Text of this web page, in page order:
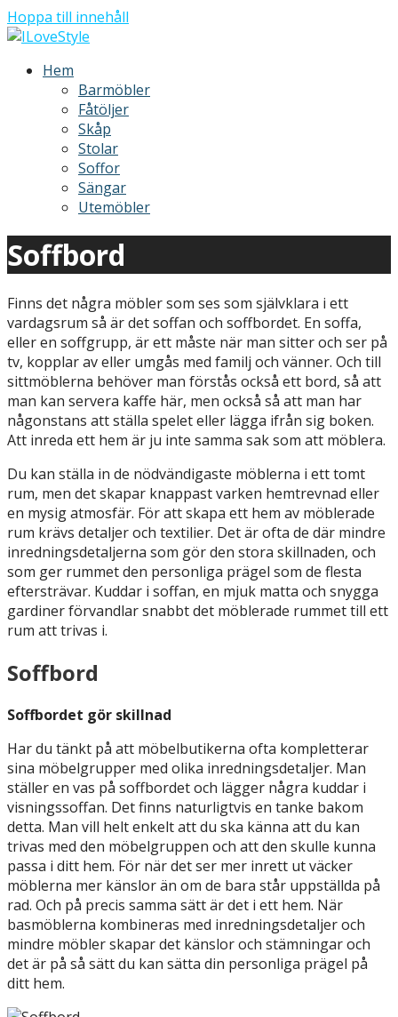
Hoppa till innehåll
Hem
Barmöbler
Fåtöljer
Skåp
Stolar
Soffor
Sängar
Utemöbler
Soffbord
Finns det några möbler som ses som självklara i ett
vardagsrum så är det soffan och soffbordet. En soffa,
eller en soffgrupp, är ett måste när man sitter och ser på
tv, kopplar av eller umgås med familj och vänner. Och till
sittmöblerna behöver man förstås också ett bord, så att
man kan servera kaffe här, men också så att man har
någonstans att ställa spelet eller lägga ifrån sig boken.
Att inreda ett hem är ju inte samma sak som att möblera.
Du kan ställa in de nödvändigaste möblerna i ett tomt
rum, men det skapar knappast varken hemtrevnad eller
en mysig atmosfär. För att skapa ett hem av möblerade
rum krävs detaljer och textilier. Det är ofta de där mindre
inredningsdetaljerna som gör den stora skillnaden, och
som ger rummet den personliga prägel som de flesta
eftersträvar. Kuddar i soffan, en mjuk matta och snygga
gardiner förvandlar snabbt det möblerade rummet till ett
rum att trivas i.
Soffbord
Soffbordet gör skillnad
Har du tänkt på att möbelbutikerna ofta kompletterar
sina möbelgrupper med olika inredningsdetaljer. Man
ställer en vas på soffbordet och lägger några kuddar i
visningssoffan. Det finns naturligtvis en tanke bakom
detta. Man vill helt enkelt att du ska känna att du kan
trivas med den möbelgruppen och att den skulle kunna
passa i ditt hem. För när det ser mer inrett ut väcker
möblerna mer känslor än om de bara står uppställda på
rad. Och på precis samma sätt är det i ett hem. När
basmöblerna kombineras med inredningsdetaljer och
mindre möbler skapar det känslor och stämningar och
det är på så sätt du kan sätta din personliga prägel på
ditt hem.